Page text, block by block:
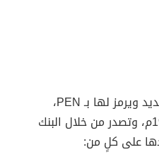
عملتها الرسميّة هي سول الجديد ويرمز لها بـ PEN،
وأصدرت العملة في العام 1991م، وتصدر من خلال البنك
على كلٍ من: